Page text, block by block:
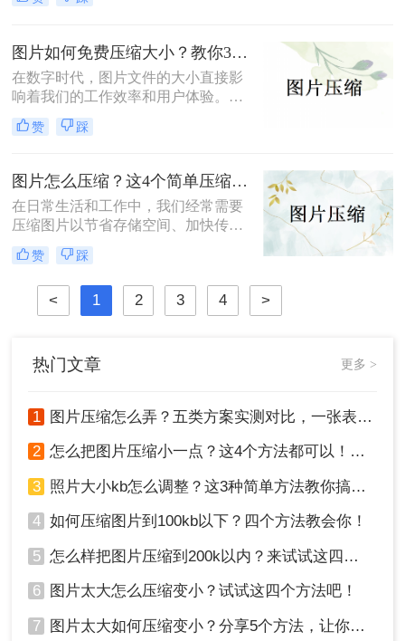
辄数兆字节（MB），给存储、传输
件附件限制、社交媒体上传要求或网
页加载速度优化的需求，将照片压缩
至500K以内成为了许多用户迫切需要
掌握的一项技能。那么照片怎么压缩
500k以内呢？本文将详细介绍五种简
单易行的照片压缩方法，帮助您轻松
图片如何免费压缩大小？教你3个压缩图片的好方法！
在数字时代，图片文件的大小直接影
响着我们的工作效率和用户体验。无
论是为了加快网页加载速度、适应特
定平台的上传要求还是节省存储空
项非常重要的技能。本文将介绍三种
广泛使用的图片压缩方法。
赞 踩
图片怎么压缩？这4个简单压缩方法用起来！
在日常生活和工作中，我们经常需要
压缩图片以节省存储空间、加快传输
速度或满足特定的上传要求。那么图
片怎么压缩呢？本文将介绍四种图片
压缩方法，帮助您更好地进行图片压
赞 踩
< 1 2 3 4 >
热门文章 更多 >
1 图片压缩怎么弄？五类方案实测对比，一张表看懂怎么选！
2 怎么把图片压缩小一点？这4个方法都可以！赶紧试试！
3 照片大小kb怎么调整？这3种简单方法教你搞定！
4 如何压缩图片到100kb以下？四个方法教会你！
5 怎么样把图片压缩到200k以内？来试试这四种压缩方法！
6 图片太大怎么压缩变小？试试这四个方法吧！
7 图片太大如何压缩变小？分享5个方法，让你轻松调整图片大小